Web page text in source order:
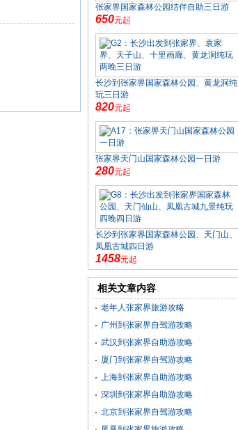
张家界国家森林公园结伴自助三日游
650元起
长沙到张家界国家森林公园、黄龙洞纯
玩三日游
820元起
张家界天门山国家森林公园一日游
280元起
长沙到张家界国家森林公园、天门山、
凤凰古城四日游
1458元起
相关文章内容
老年人张家界旅游攻略
广州到张家界自驾游攻略
武汉到张家界自助游攻略
厦门到张家界自驾游攻略
上海到张家界自助游攻略
深圳到张家界自助游攻略
北京到张家界自驾游攻略